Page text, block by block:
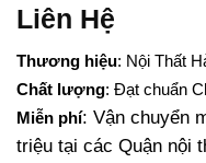
Liên Hệ
Thương hiệu: Nội Thất
Chất lượng: Đạt chuẩn
Miễn phí: Vận chuyển
triệu tại các Quận nội